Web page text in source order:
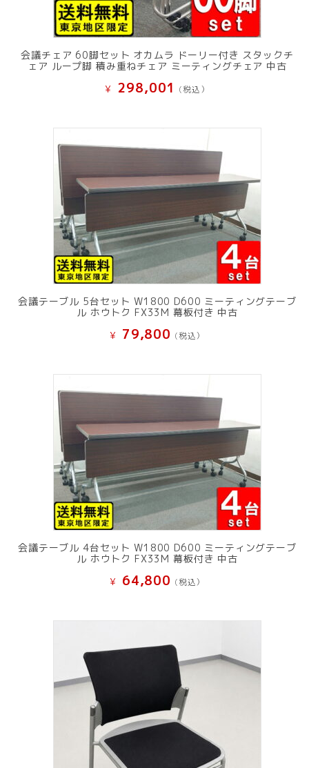
会議チェア 60脚セット オカムラ ドーリー付き スタックチ
ェア ループ脚 積み重ねチェア ミーティングチェア 中古
¥ 298,001 (税込）
会議テーブル 5台セット W1800 D600 ミーティングテーブ
ル ホウトク FX33M 幕板付き 中古
¥ 79,800 (税込）
会議テーブル 4台セット W1800 D600 ミーティングテーブ
ル ホウトク FX33M 幕板付き 中古
¥ 64,800 (税込）